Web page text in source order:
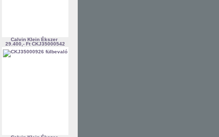
Calvin Klein Ékszer
29.400,- Ft CKJ35000542